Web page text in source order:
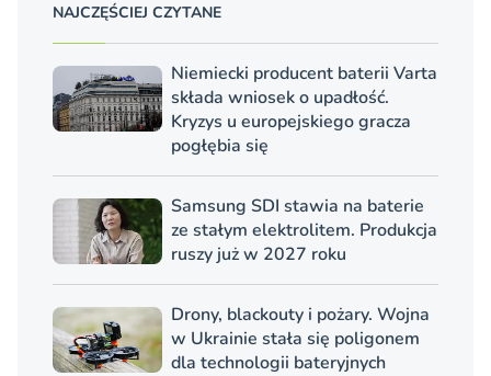
NAJCZĘŚCIEJ CZYTANE
Niemiecki producent baterii Varta
składa wniosek o upadłość.
Kryzys u europejskiego gracza
pogłębia się
Samsung SDI stawia na baterie
ze stałym elektrolitem. Produkcja
ruszy już w 2027 roku
Drony, blackouty i pożary. Wojna
w Ukrainie stała się poligonem
dla technologii bateryjnych